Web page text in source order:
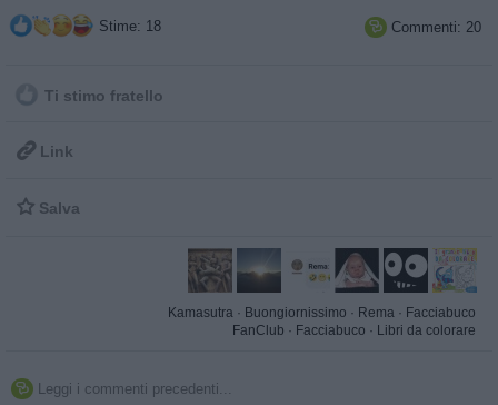
Stime: 18  Commenti: 20
Ti stimo fratello
 Link
 Salva
Kamasutra · Buongiornissimo · Rema · Facciabuco
FanClub · Facciabuco · Libri da colorare
 Leggi i commenti precedenti...